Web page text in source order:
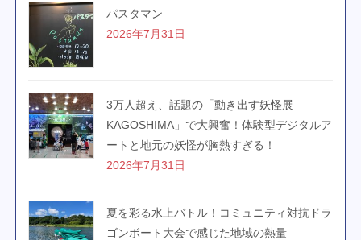
パスタマン
2026年7月31日
3万人超え、話題の「動き出す妖怪展
KAGOSHIMA」で大興奮！体験型デジタルア
ートと地元の妖怪が胸熱すぎる！
2026年7月31日
夏を彩る水上バトル！コミュニティ対抗ドラ
ゴンボート大会で感じた地域の熱量